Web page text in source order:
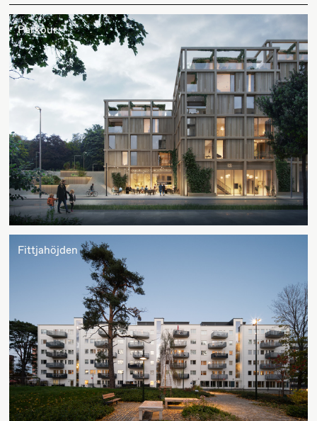
Parkour
Fittjahöjden